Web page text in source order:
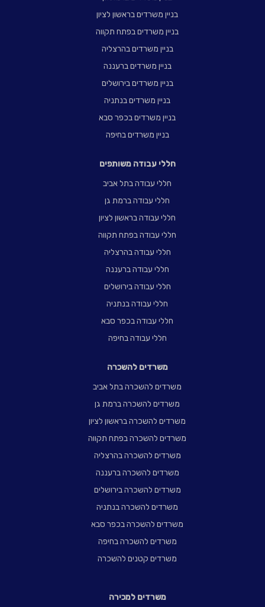
בניין משרדים בראשון לציון
בניין משרדים בפתח תקווה
בניין משרדים בהרצליה
בניין משרדים ברעננה
בניין משרדים בירושלים
בניין משרדים בנתניה
בניין משרדים בכפר סבא
בניין משרדים בחיפה
חללי עבודה משותפים
חללי עבודה בתל אביב
חללי עבודה ברמת גן
חללי עבודה בראשון לציון
חללי עבודה בפתח תקווה
חללי עבודה בהרצליה
חללי עבודה ברעננה
חללי עבודה בירושלים
חללי עבודה בנתניה
חללי עבודה בכפר סבא
חללי עבודה בחיפה
משרדים להשכרה
משרדים להשכרה בתל אביב
משרדים להשכרה ברמת גן
משרדים להשכרה בראשון לציון
משרדים להשכרה בפתח תקווה
משרדים להשכרה בהרצליה
משרדים להשכרה ברעננה
משרדים להשכרה בירושלים
משרדים להשכרה בנתניה
משרדים להשכרה בכפר סבא
משרדים להשכרה בחיפה
משרדים קטנים להשכרה
משרדים למכירה